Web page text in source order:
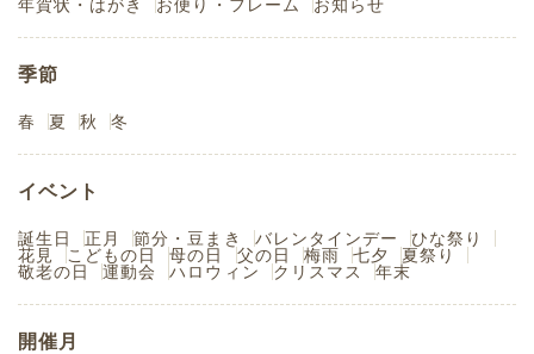
年賀状・はがき お便り・フレーム お知らせ
季節
春 夏 秋 冬
イベント
誕生日 正月 節分・豆まき バレンタインデー
ひな祭り
花見
こどもの日 母の日 父の日 梅雨 七夕
夏祭り
敬老の日
運動会 ハロウィン クリスマス 年末
開催月